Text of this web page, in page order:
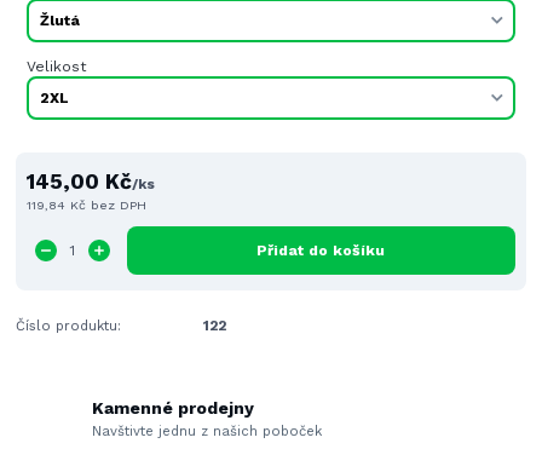
Velikost
145,00 Kč/ks
119,84 Kč bez DPH
Přidat do košíku
Číslo produktu: 122
Kamenné prodejny
Navštivte jednu z našich poboček